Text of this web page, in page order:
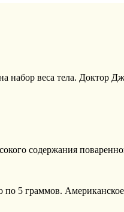
веса тела. Доктор
содержания
5 граммов.